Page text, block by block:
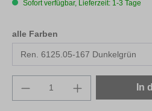
Sofort verfügbar, Lieferzeit: 1-3 Tage
alle Farben
Produkt Anzahl: Gib In